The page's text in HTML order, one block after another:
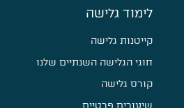
לימוד גלישה
קייטנות גלישה
חוגי הגלישה השנתיים שלנו
קורס גלישה
שיעורים פרטיים